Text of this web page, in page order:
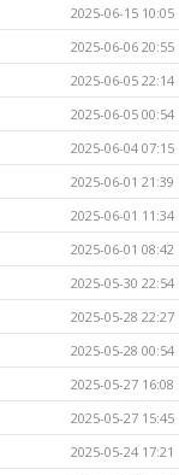
2025-06-15 10:05
2025-06-06 20:55
2025-06-05 22:14
2025-06-05 00:54
2025-06-04 07:15
2025-06-01 21:39
2025-06-01 11:34
2025-06-01 08:42
2025-05-30 22:54
2025-05-28 22:27
2025-05-28 00:54
2025-05-27 16:08
2025-05-27 15:45
2025-05-24 17:21